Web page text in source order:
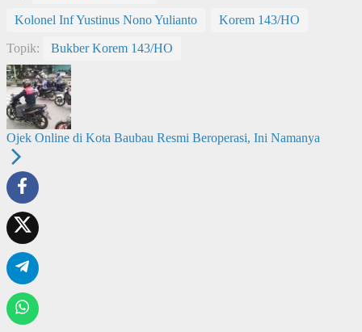
Kolonel Inf Yustinus Nono Yulianto Korem 143/HO
Topik: Bukber Korem 143/HO
Ojek Online di Kota Baubau Resmi Beroperasi, Ini Namanya